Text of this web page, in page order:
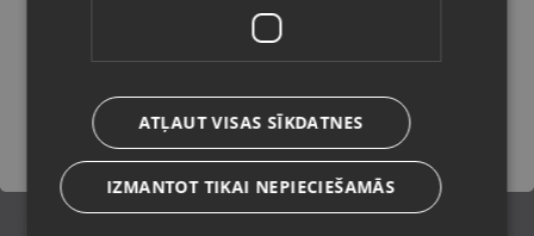
Stāvoklis Mazlietots (Garantija 12 mēneši)
60.00
2.73€/mēn.
Saglabāt
ATĻAUT VISAS SĪKDATNES
IZMANTOT TIKAI NEPIECIEŠAMĀS